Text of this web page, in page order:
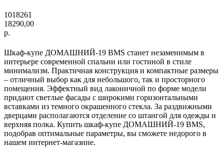
1018261
18290,00
р.
Шкаф-купе ДОМАШНИЙ-19 BMS станет незаменимым в
интерьере современной спальни или гостиной в стиле
минимализм. Практичная конструкция и компактные размеры
– отличный выбор как для небольшого, так и просторного
помещения. Эффектный вид лаконичной по форме модели
придают светлые фасады с широкими горизонтальными
вставками из темного окрашенного стекла. За раздвижными
дверцами располагаются отделение со штангой для одежды и
верхняя полка. Купить шкаф-купе ДОМАШНИЙ-19 BMS,
подобрав оптимальные параметры, вы сможете недорого в
нашем интернет-магазине.